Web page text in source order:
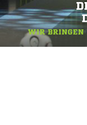
WIR BRINGEN